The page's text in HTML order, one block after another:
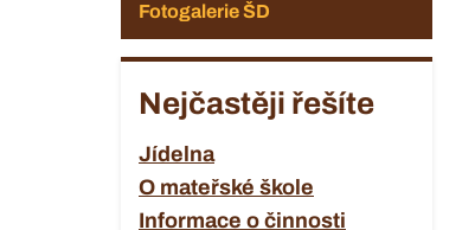
Fotogalerie ŠD
Nejčastěji řešíte
Jídelna
O mateřské škole
Informace o činnosti